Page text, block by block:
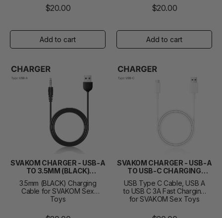
$20.00 $20.00
SVAKOM CHARGER - USB-A
TO 3.5MM (BLACK)
CHARGING CABLE
3.5mm (BLACK) Charging
Cable for SVAKOM Sex
Toys
SVAKOM CHARGER - USB-A
TO USB-C CHARGING
CABLE
USB Type C Cable, USB A
to USB C 3A Fast Charging
for SVAKOM Sex Toys